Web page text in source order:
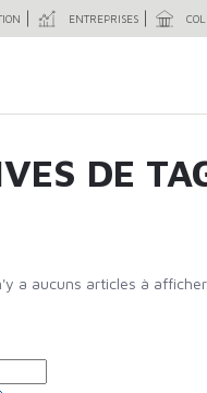
ENTREPRISES
DE
a aucuns articles à afficher.